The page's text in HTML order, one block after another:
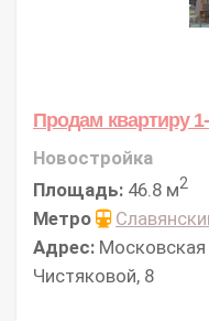
Продам квартиру
Новостройка
Площадь: 46.8 м2
Метро
Адрес: Московская
Чистяковой, 8